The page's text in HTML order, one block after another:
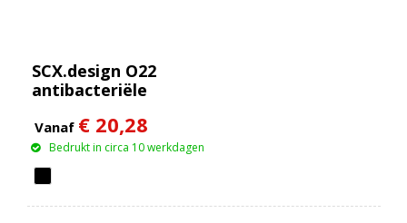
SCX.design O22
antibacteriële
oplichtend logo
Vanaf € 20,28
Bedrukt in circa 10 werkdagen